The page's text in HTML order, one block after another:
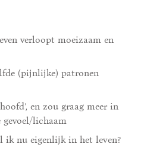
verloopt moeizaam en
(pijnlijke) patronen
en zou graag meer in
lichaam
ik nu eigenlijk in het leven?